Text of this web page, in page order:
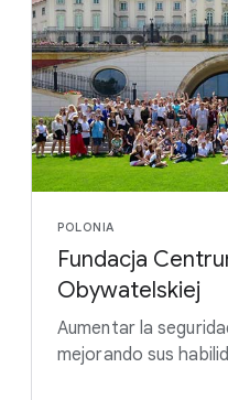
POLONIA
Fundacja
Obywatelskiej
Aumentar la
mejorando sus